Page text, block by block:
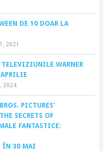
DE 10 DOAR LA
2021
WARNER
2024
PICTURES’
SECRETS OF
FANTASTICE:
ÎN 30 MAI